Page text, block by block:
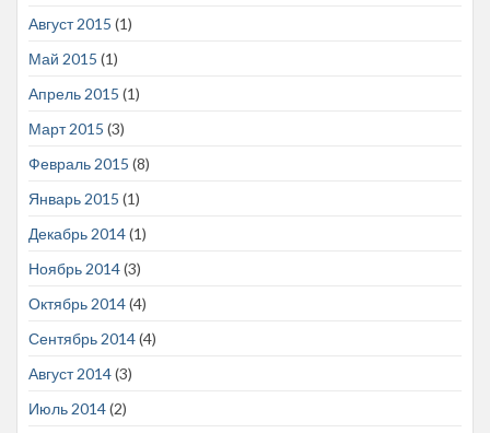
Август 2015 (1)
Май 2015 (1)
Апрель 2015 (1)
Март 2015 (3)
Февраль 2015 (8)
Январь 2015 (1)
Декабрь 2014(1)
Ноябрь 2014(3)
Октябрь 2014(4)
Сентябрь 2014(4)
Август 2014(3)
Июль 2014(2)